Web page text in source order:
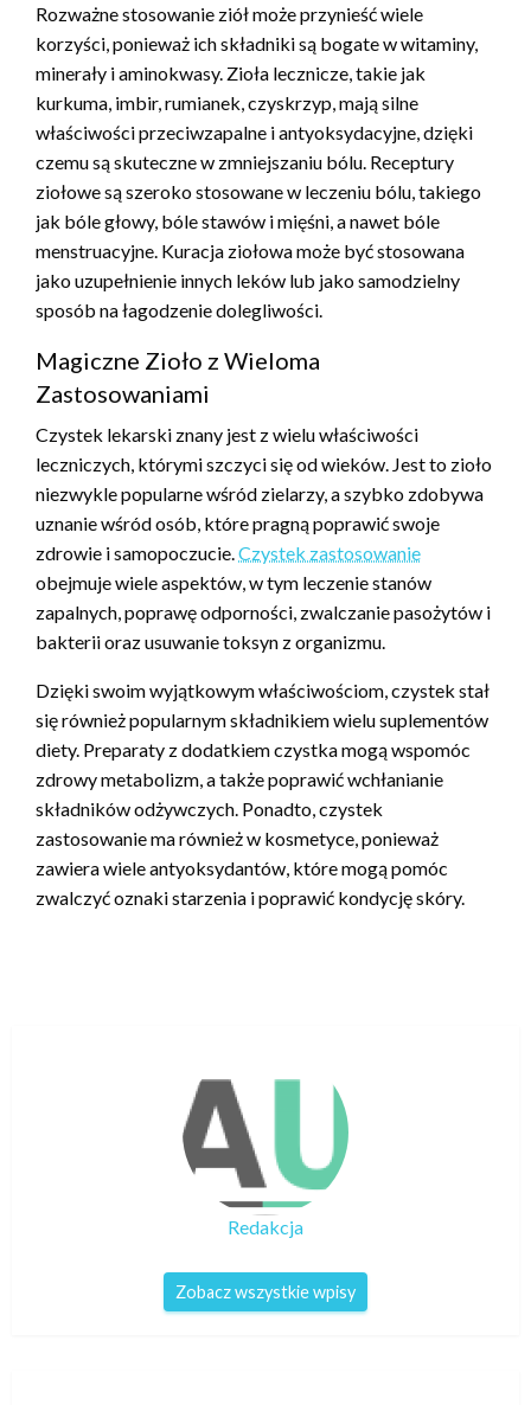
Rozważne stosowanie ziół może przynieść wiele
korzyści, ponieważ ich składniki są bogate w witaminy,
minerały i aminokwasy. Zioła lecznicze, takie jak
kurkuma, imbir, rumianek, czyskrzyp, mają silne
właściwości przeciwzapalne i antyoksydacyjne, dzięki
czemu są skuteczne w zmniejszaniu bólu. Receptury
ziołowe są szeroko stosowane w leczeniu bólu, takiego
jak bóle głowy, bóle stawów i mięśni, a nawet bóle
menstruacyjne. Kuracja ziołowa może być stosowana
jako uzupełnienie innych leków lub jako samodzielny
sposób na łagodzenie dolegliwości.
Magiczne Zioło z Wieloma
Zastosowaniami
Czystek lekarski znany jest z wielu właściwości
leczniczych, którymi szczyci się od wieków. Jest to zioło
niezwykle popularne wśród zielarzy, a szybko zdobywa
uznanie wśród osób, które pragną poprawić swoje
zdrowie i samopoczucie.Czystek zastosowanie
obejmuje wiele aspektów, w tym leczenie stanów
zapalnych, poprawę odporności, zwalczanie pasożytów i
bakterii oraz usuwanie toksyn z organizmu.
Dzięki swoim wyjątkowym właściwościom, czystek stał
się również popularnym składnikiem wielu suplementów
diety. Preparaty z dodatkiem czystka mogą wspomóc
zdrowy metabolizm, a także poprawić wchłanianie
składników odżywczych. Ponadto, czystek
zastosowanie ma również w kosmetyce, ponieważ
zawiera wiele antyoksydantów, które mogą pomóc
zwalczyć oznaki starzenia i poprawić kondycję skóry.
Redakcja
Zobacz wszystkie wpisy